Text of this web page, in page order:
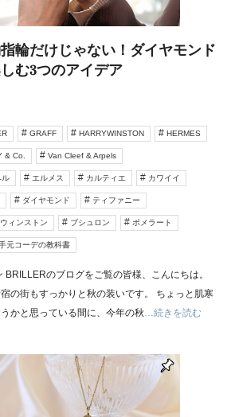
輪だけじゃない！ダイヤモンド
む3つのアイデア
GRAFF HARRYWINSTON HERMES
& Co. Van Cleef & Arpels
ル エルメス カルティエ カワイイ
ダイヤモンド ティファニー
ィンストン ブシュロン ポメラート
元コーデの教科書
BRILLERのブログをご覧の皆様、こんにちは。
の街もすっかりと秋の装いです。 ちょっと肌寒
かと思っている間に、今年の秋…続きを読む